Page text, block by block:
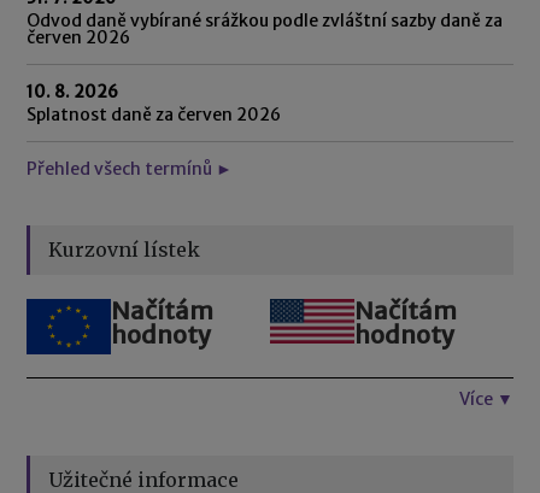
Odvod daně vybírané srážkou podle zvláštní sazby daně za
červen 2026
10. 8. 2026
Splatnost daně za červen 2026
Přehled všech termínů ►
Kurzovní lístek
Načítám
hodnoty
Načítám
hodnoty
Více ▼
Užitečné informace